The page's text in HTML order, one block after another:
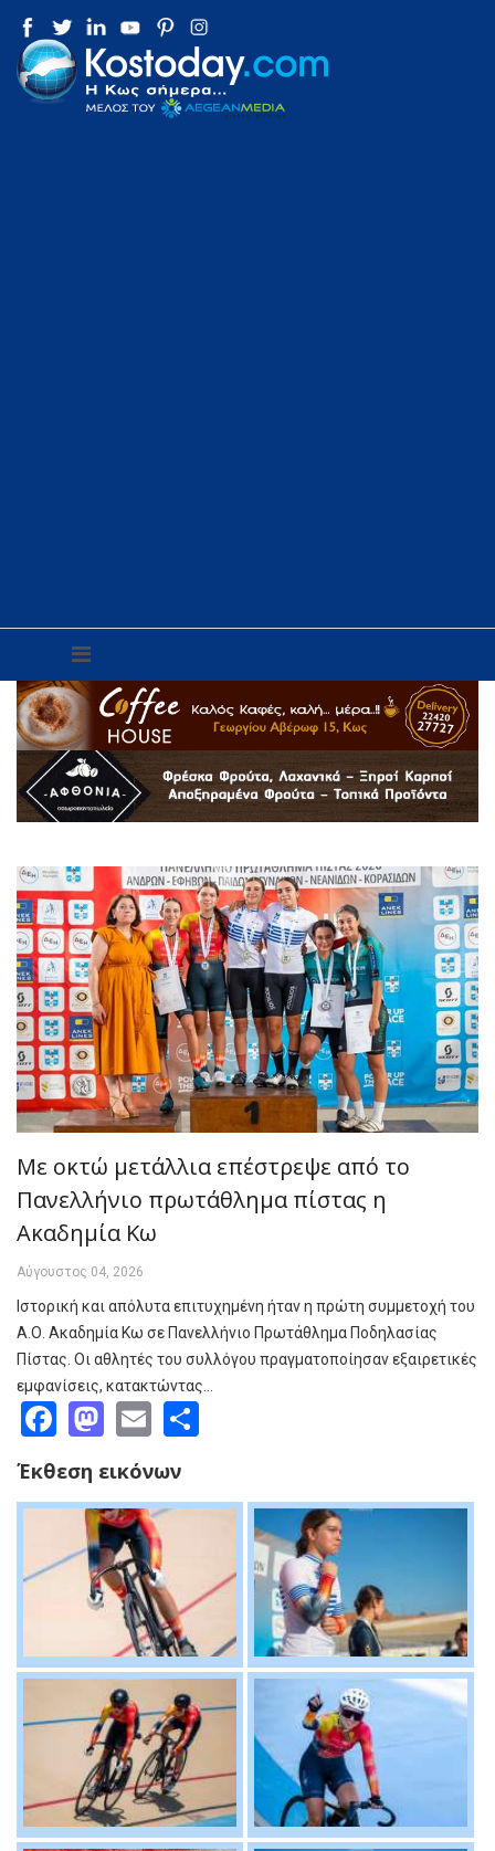
Με οκτώ μετάλλια επέστρεψε από το
Πανελλήνιο πρωτάθλημα πίστας η
Ακαδημία Κω
Αύγουστος 04, 2026
Ιστορική και απόλυτα επιτυχημένη ήταν η πρώτη συμμετοχή του
Α.Ο. Ακαδημία Κω σε Πανελλήνιο Πρωτάθλημα Ποδηλασίας
Πίστας. Οι αθλητές του συλλόγου πραγματοποίησαν εξαιρετικές
εμφανίσεις, κατακτώντας…
Facebook
Mastodon
Email
Έκθεση εικόνων